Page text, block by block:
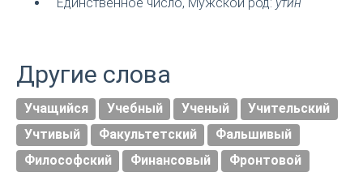
Другие слова
Учащийся Учебный Ученый
Учительский
Учтивый
Факультетский
Фальшивый
Философский
Финансовый Фронтовой